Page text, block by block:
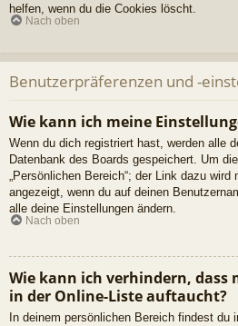
helfen, wenn du die Cookies löscht.
Nach oben
Benutzerpräferenzen und -
Wie kann ich meine
Wenn du dich registriert hast, werden alle
Datenbank des Boards gespeichert. Um
„Persönlichen Bereich“; der Link dazu
angezeigt, wenn du auf deinen
alle deine Einstellungen ändern.
Nach oben
Wie kann ich verhindern, dass
in der Online-Liste auftaucht?
In deinem persönlichen Bereich findest du